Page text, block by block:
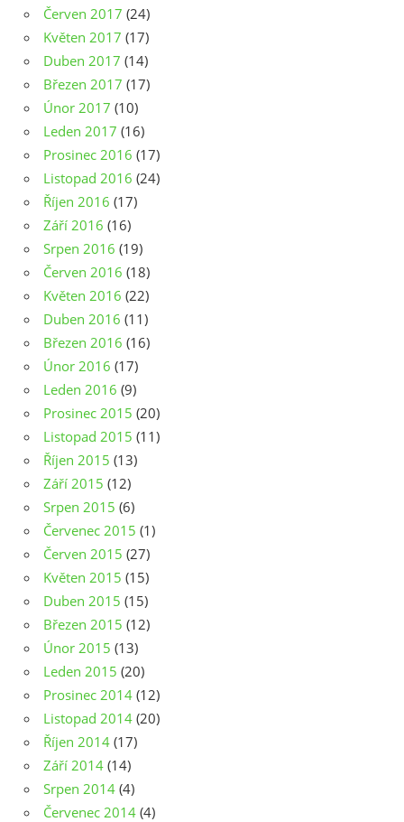
Červen 2017 (24)
Květen 2017 (17)
Duben 2017 (14)
Březen 2017 (17)
Únor 2017 (10)
Leden 2017 (16)
Prosinec 2016 (17)
Listopad 2016 (24)
Říjen 2016 (17)
Září 2016 (16)
Srpen 2016 (19)
Červen 2016 (18)
Květen 2016 (22)
Duben 2016 (11)
Březen 2016 (16)
Únor 2016 (17)
Leden 2016 (9)
Prosinec 2015 (20)
Listopad 2015 (11)
Říjen 2015 (13)
Září 2015 (12)
Srpen 2015 (6)
Červenec 2015 (1)
Červen 2015 (27)
Květen 2015 (15)
Duben 2015 (15)
Březen 2015 (12)
Únor 2015 (13)
Leden 2015 (20)
Prosinec 2014 (12)
Listopad 2014 (20)
Říjen 2014 (17)
Září 2014 (14)
Srpen 2014 (4)
Červenec 2014 (4)